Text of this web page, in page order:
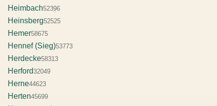
Heimbach52396
Heinsberg52525
Hemer58675
Hennef (Sieg)53773
Herdecke58313
Herford32049
Herne44623
Herten45699